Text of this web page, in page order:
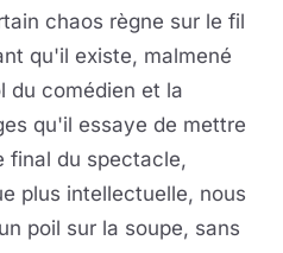
chaos règne sur le fil
qu'il existe, malmené
du comédien et la
qu'il essaye de mettre
final du spectacle,
plus intellectuelle, nous
poil sur la soupe, sans